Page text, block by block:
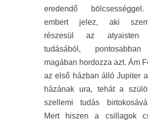
eredendő
embert jelez, aki
részesül az atyaisten
tudásából,
magában hordozza azt. Ám
az első házban álló Jupiter
házának ura, tehát a
szellemi tudás
Mert hiszen a csillagok